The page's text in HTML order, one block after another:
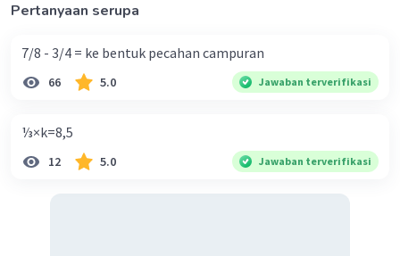
Pertanyaan serupa
7/8 - 3/4 = ke bentuk pecahan campuran
66 5.0 Jawaban terverifikasi
⅓×k=8,5
12 5.0 Jawaban terverifikasi